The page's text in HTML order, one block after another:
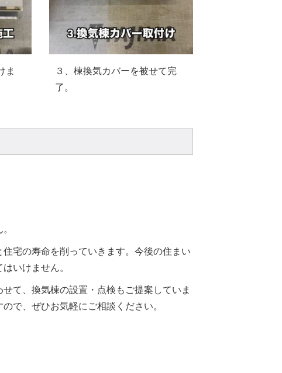
ま
３、棟換気カバーを被せて完
了。
宅の寿命を削っていきます。今後の住まい
いけません。
て、換気棟の設置・点検もご提案していま
で、ぜひお気軽にご相談ください。